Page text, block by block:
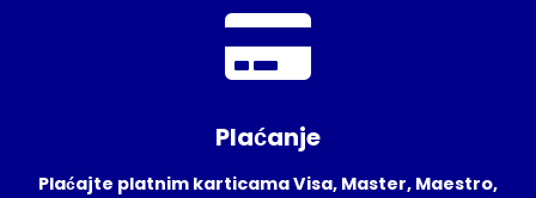
Plaćanje
Plaćajte platnim karticama Visa, Master, Maestro,